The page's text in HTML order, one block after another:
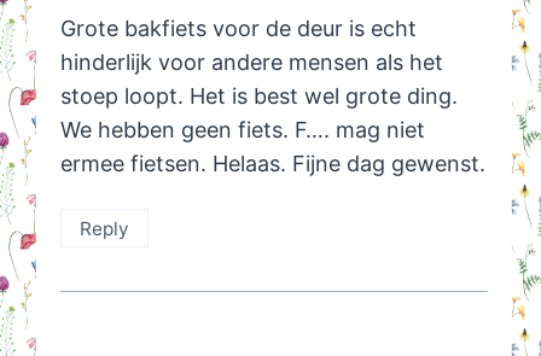
Grote bakfiets voor de deur is echt
hinderlijk voor andere mensen als het
stoep loopt. Het is best wel grote ding.
We hebben geen fiets. F…. mag niet
ermee fietsen. Helaas. Fijne dag gewenst.
Reply